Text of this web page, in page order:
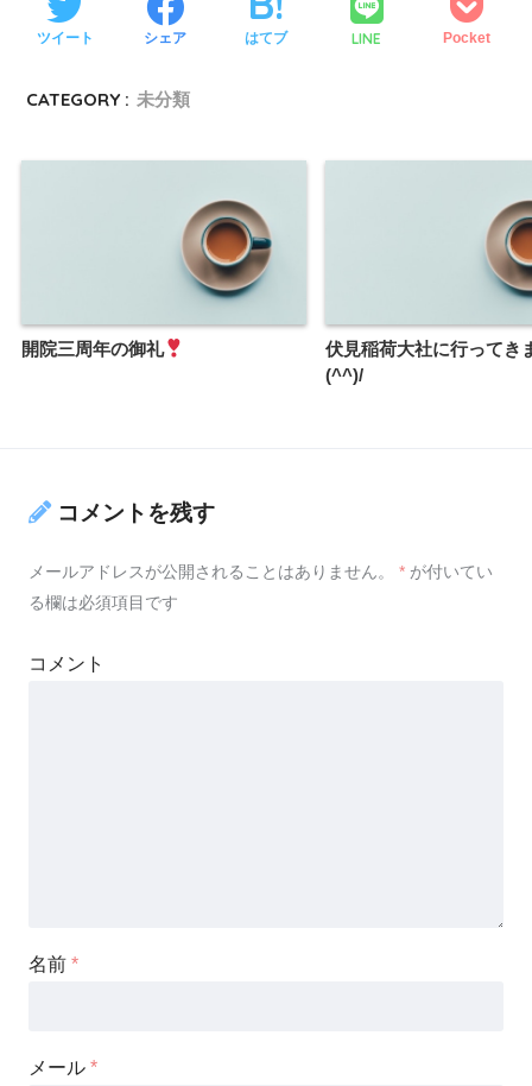
ツイート シェア はてブ LINE Pocket
CATEGORY : 未分類
開院三周年の御礼
伏見稲荷大社に行ってき
(^^)/
コメントを残す
メールアドレスが公開されることはありません。 * が付いてい
る欄は必須項目です
コメント
名前 *
メール *